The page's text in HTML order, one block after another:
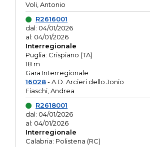
Voli, Antonio
R2616001
dal: 04/01/2026
al: 04/01/2026
Interregionale
Puglia: Crispiano (TA)
18 m
Gara Interregionale
16028- A.D. Arcieri dello Jonio
Fiaschi, Andrea
R2618001
dal: 04/01/2026
al: 04/01/2026
Interregionale
Calabria: Polistena (RC)